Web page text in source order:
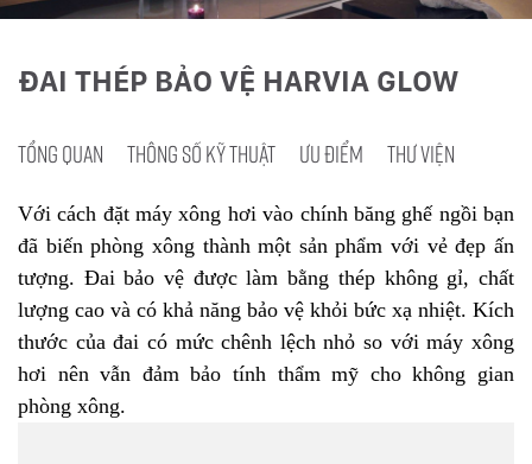
ĐAI THÉP BẢO VỆ HARVIA GLOW
TỔNG QUAN THÔNG SỐ KỸ THUẬT ƯU ĐIỂM THƯ VIỆN
Với cách đặt máy xông hơi vào chính băng ghế ngồi bạn
đã biến phòng xông thành một sản phẩm với vẻ đẹp ấn
tượng. Đai bảo vệ được làm bằng thép không gỉ, chất
lượng cao và có khả năng bảo vệ khỏi bức xạ nhiệt. Kích
thước của đai có mức chênh lệch nhỏ so với máy xông
hơi nên vẫn đảm bảo tính thẩm mỹ cho không gian
phòng xông.